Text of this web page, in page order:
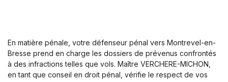
En matière pénale, votre défenseur pénal vers Montrevel-en-
Bresse prend en charge les dossiers de prévenus confrontés
à des infractions telles que vols. Maître VERCHERE-MICHON,
en tant que conseil en droit pénal, vérifie le respect de vos